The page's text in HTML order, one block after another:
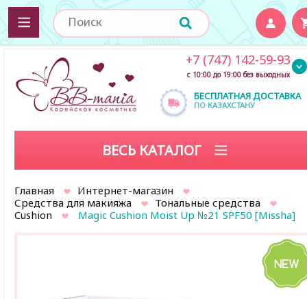
БЕСПЛАТНАЯ ДОСТАВКА
ПО КАЗАХСТАНУ
+7 (747) 142-59-93
с 10:00 до 19:00 без выходных
ВЕСЬ КАТАЛОГ
Главная
Интернет-магазин
Средства для макияжа
Тональные средства
Cushion
Magic Cushion Moist Up №21 SPF50 [Missha]